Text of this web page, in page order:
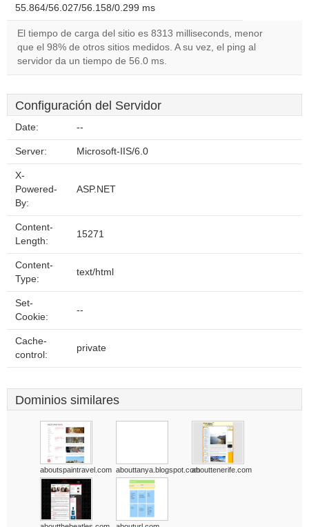
55.864/56.027/56.158/0.299 ms
El tiempo de carga del sitio es 8313 milliseconds, menor
que el 98% de otros sitios medidos. A su vez, el ping al
servidor da un tiempo de 56.0 ms.
Configuración del Servidor
Date: --
Server: Microsoft-IIS/6.0
X-
Powered-
By:
ASP.NET
Content-
Length:
15271
Content-
Type:
text/html
Set-
Cookie:
--
Cache-
control:
private
Dominios similares
aboutspaintravel.com abouttanya.blogspot.comabouttenerife.com